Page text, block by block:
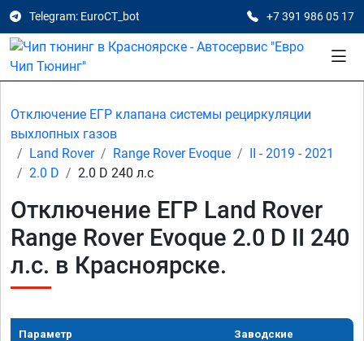
Telegram: EuroCT_bot +7 391 986 05 17
Отключение ЕГР клапана системы рециркуляции
выхлопных газов
Land Rover
Range Rover Evoque
II - 2019 - 2021
2.0 D
2.0 D 240 л.с
Отключение ЕГР Land Rover
Range Rover Evoque 2.0 D II 240
л.с. в Красноярске.
Параметр Заводские